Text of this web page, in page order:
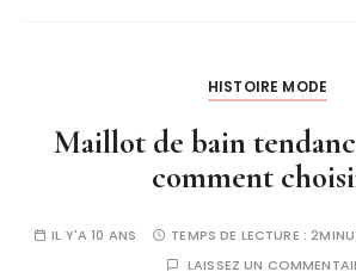
HISTOIRE MODE
Maillot de bain
comment
IL Y'A 10 ANS TEMPS DE LECTURE :
LAISSEZ UN